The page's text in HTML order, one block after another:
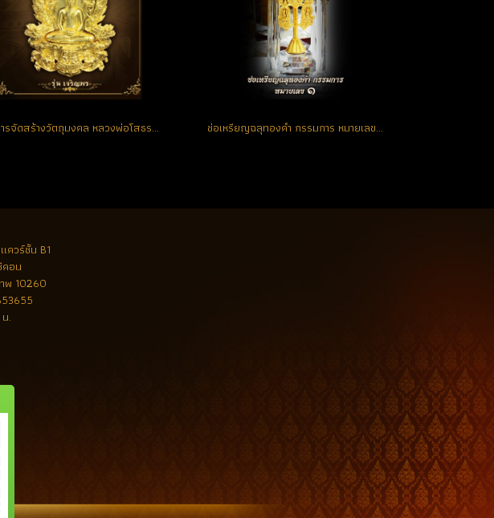
รายการจัดสร้างวัตถุมงคล หลวงพ่อโสธร รุ่น เจริญพร ช่อเหรียญฉลุทองคำ กรรมการ หมายเลขช่อ No. 1 ตอกโค้ด (ขายแล้ว)
ควร์ชั้น B1
คอน
พ 10260
.